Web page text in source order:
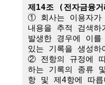
제14조 (전자금융
① 회사는 이용자가
내용을 추적 검색
발생한 경우에 이
있는 기록을 생성하
② 전항의 규정에
하는 기록의 종류
항 및 제4항에 따릅